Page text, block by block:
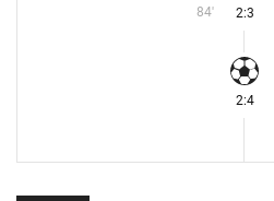
84' 2:3
2:4